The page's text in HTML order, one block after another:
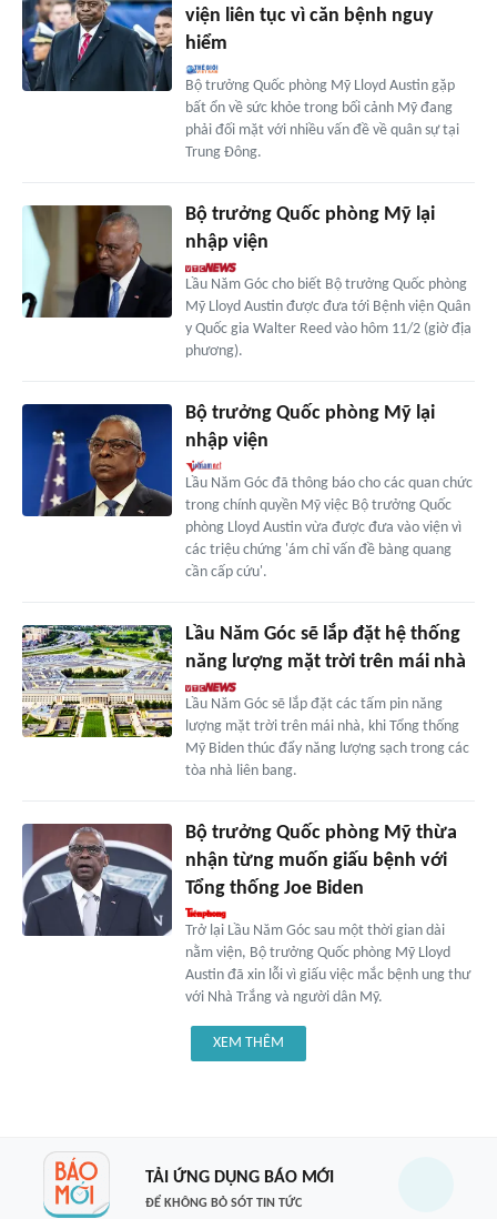
viện liên tục vì căn bệnh nguy
hiểm
Bộ trưởng Quốc phòng Mỹ Lloyd Austin gặp
bất ổn về sức khỏe trong bối cảnh Mỹ đang
phải đối mặt với nhiều vấn đề về quân sự tại
Trung Đông.
Bộ trưởng Quốc phòng Mỹ lại
nhập viện
Lầu Năm Góc cho biết Bộ trưởng Quốc phòng
Mỹ Lloyd Austin được đưa tới Bệnh viện Quân
y Quốc gia Walter Reed vào hôm 11/2 (giờ địa
phương).
Bộ trưởng Quốc phòng Mỹ lại
nhập viện
Lầu Năm Góc đã thông báo cho các quan chức
trong chính quyền Mỹ việc Bộ trưởng Quốc
phòng Lloyd Austin vừa được đưa vào viện vì
các triệu chứng 'ám chỉ vấn đề bàng quang
cần cấp cứu'.
Lầu Năm Góc sẽ lắp đặt hệ thống
năng lượng mặt trời trên mái nhà
Lầu Năm Góc sẽ lắp đặt các tấm pin năng
lượng mặt trời trên mái nhà, khi Tổng thống
Mỹ Biden thúc đẩy năng lượng sạch trong các
tòa nhà liên bang.
Bộ trưởng Quốc phòng Mỹ thừa
nhận từng muốn giấu bệnh với
Tổng thống Joe Biden
Trở lại Lầu Năm Góc sau một thời gian dài
nằm viện, Bộ trưởng Quốc phòng Mỹ Lloyd
Austin đã xin lỗi vì giấu việc mắc bệnh ung thư
với Nhà Trắng và người dân Mỹ.
XEM THÊM
TẢI ỨNG DỤNG BÁO MỚI
ĐỂ KHÔNG BỎ SÓT TIN TỨC